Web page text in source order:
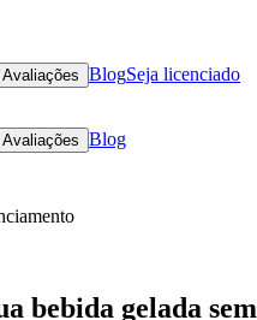
Avaliações BlogSeja licenciado
Avaliações Blog
bebida gelada